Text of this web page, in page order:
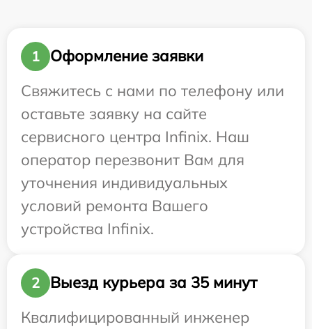
1
Оформление заявки
Свяжитесь с нами по телефону или
оставьте заявку на сайте
сервисного центра Infinix. Наш
оператор перезвонит Вам для
уточнения индивидуальных
условий ремонта Вашего
устройства Infinix.
2
Выезд курьера за 35 минут
Квалифицированный инженер